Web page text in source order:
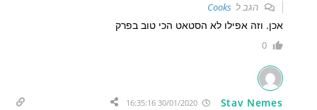
הגב לCooks
אכן. וזה אפילו לא הסטאט הכי טוב בפרק
0
Stav Nemes
30/01/2020 16:35:16